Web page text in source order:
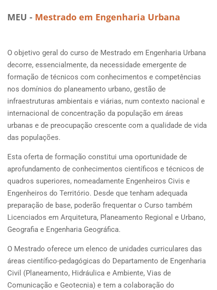
MEU - Mestrado em Engenharia Urbana
O objetivo geral do curso de Mestrado em Engenharia Urbana
decorre, essencialmente, da necessidade emergente de
formação de técnicos com conhecimentos e competências
nos domínios do planeamento urbano, gestão de
infraestruturas ambientais e viárias, num contexto nacional e
internacional de concentração da população em áreas
urbanas e de preocupação crescente com a qualidade de vida
das populações.
Esta oferta de formação constitui uma oportunidade de
aprofundamento de conhecimentos científicos e técnicos de
quadros superiores, nomeadamente Engenheiros Civis e
Engenheiros do Território. Desde que tenham adequada
preparação de base, poderão frequentar o Curso também
Licenciados em Arquitetura, Planeamento Regional e Urbano,
Geografia e Engenharia Geográfica.
O Mestrado oferece um elenco de unidades curriculares das
áreas científico-pedagógicas do Departamento de Engenharia
Civil (Planeamento, Hidráulica e Ambiente, Vias de
Comunicação e Geotecnia) e tem a colaboração do